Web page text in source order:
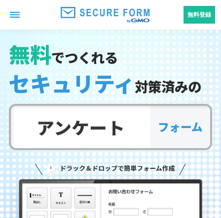
無料登録
無料でつくれる
セキュリティ対策済みの
アンケート フォーム